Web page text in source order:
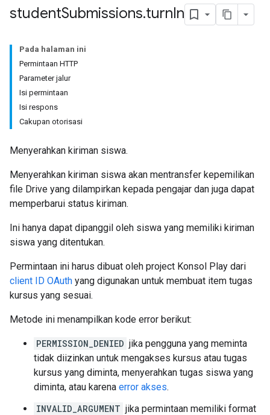
studentSubmissions.turnIn
Pada halaman ini
Permintaan HTTP
Parameter jalur
Isi permintaan
Isi respons
Cakupan otorisasi
Menyerahkan kiriman siswa.
Menyerahkan kiriman siswa akan mentransfer kepemilikan
file Drive yang dilampirkan kepada pengajar dan juga dapat
memperbarui status kiriman.
Ini hanya dapat dipanggil oleh siswa yang memiliki kiriman
siswa yang ditentukan.
Permintaan ini harus dibuat oleh project Konsol Play dari
client ID OAuth yang digunakan untuk membuat item tugas
kursus yang sesuai.
Metode ini menampilkan kode error berikut:
PERMISSION_DENIED jika pengguna yang meminta
tidak diizinkan untuk mengakses kursus atau tugas
kursus yang diminta, menyerahkan tugas siswa yang
diminta, atau karena error akses.
INVALID_ARGUMENT jika permintaan memiliki format